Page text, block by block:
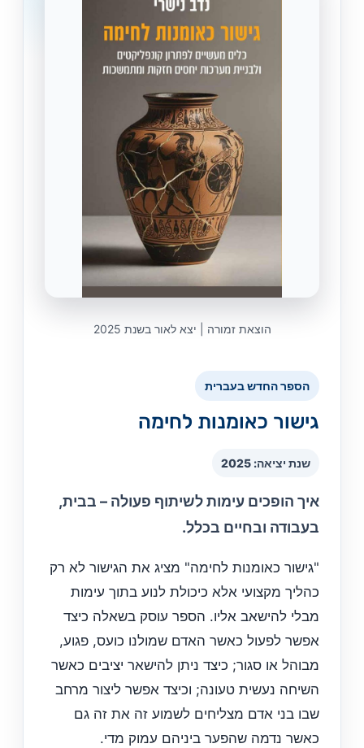
הוצאת זמורה | יצא לאור בשנת 2025
הספר החדש בעברית
גישור כאומנות לחימה
שנת יציאה: 2025
איך הופכים עימות לשיתוף פעולה – בבית,
בעבודה ובחיים בכלל.
"גישור כאומנות לחימה" מציג את הגישור לא רק
כהליך מקצועי אלא כיכולת לנוע בתוך עימות
מבלי להישאב אליו. הספר עוסק בשאלה כיצד
אפשר לפעול כאשר האדם שמולנו כועס, פגוע,
מבוהל או סגור; כיצד ניתן להישאר יציבים כאשר
השיחה נעשית טעונה; וכיצד אפשר ליצור מרחב
שבו בני אדם מצליחים לשמוע זה את זה גם
כאשר נדמה שהפער ביניהם עמוק מדי.